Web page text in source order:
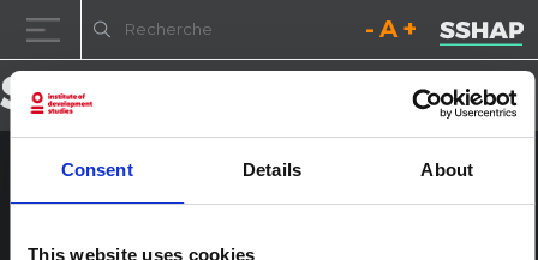
Consent Details About
This website uses cookies
Diminuez la taille de la
Réinitialisez la
Passer au contenu
Figure 3.2
Publié le 4 novembre 2024par